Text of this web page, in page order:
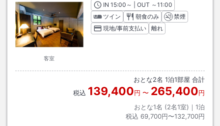
客室
INチェックイン
15:00 ～ | OUT チェックアウト
～11:00
ツイン
朝食のみ
禁煙
現地/事前支払い
離れ
おとな2名 1泊1部屋 合計
税込 139,400円 〜 265,400円
おとな1名 (2名1室)｜ 1泊
税込 69,700円〜132,700円